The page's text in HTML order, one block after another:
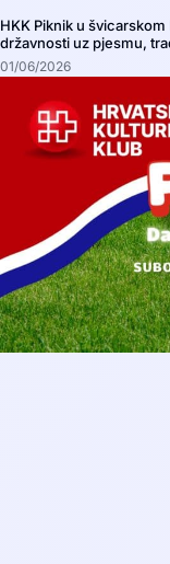
HKK Piknik u
državnosti uz pjesmu,
01/06/2026